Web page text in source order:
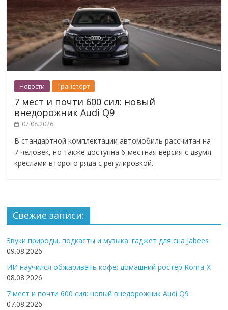
Новости Транспорт
7 мест и почти 600 сил: новый
внедорожник Audi Q9
07.08.2026
В стандартной комплектации автомобиль рассчитан на
7 человек, но также доступна 6-местная версия с двумя
креслами второго ряда с регулировкой.
Свежие записи:
Звуки природы, подкасты и музыка: гаджет для сна Jabees
09.08.2026
ИИ научился обжаривать кофе: домашний ростер Roma-X
08.08.2026
7 мест и почти 600 сил: новый внедорожник Audi Q9
07.08.2026